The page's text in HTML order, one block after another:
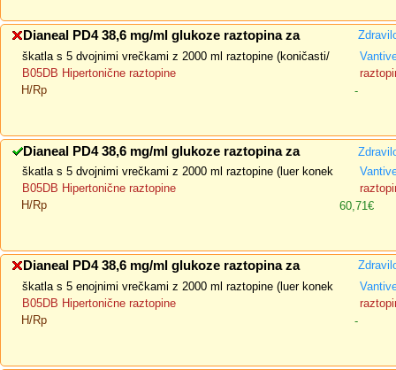
Dianeal PD4 38,6 mg/ml glukoze raztopina za
škatla s 5 dvojnimi vrečkami z 2000 ml raztopine (koničasti/
B05DB Hipertonične raztopine
H/Rp
-
Dianeal PD4 38,6 mg/ml glukoze raztopina za
škatla s 5 dvojnimi vrečkami z 2000 ml raztopine (luer konek
B05DB Hipertonične raztopine
H/Rp
60,71€
Dianeal PD4 38,6 mg/ml glukoze raztopina za
škatla s 5 enojnimi vrečkami z 2000 ml raztopine (luer konek
B05DB Hipertonične raztopine
H/Rp
-